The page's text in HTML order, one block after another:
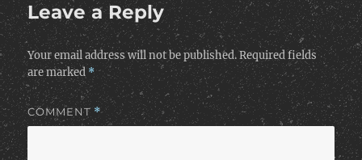
Leave a Reply
Your email address will not be published. Required fields
are marked *
COMMENT *